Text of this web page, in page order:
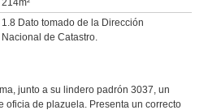
214m²
1.8 Dato tomado de la Dirección
Nacional de Catastro.
junto a su lindero padrón 3037, un
oficia de plazuela. Presenta un correcto